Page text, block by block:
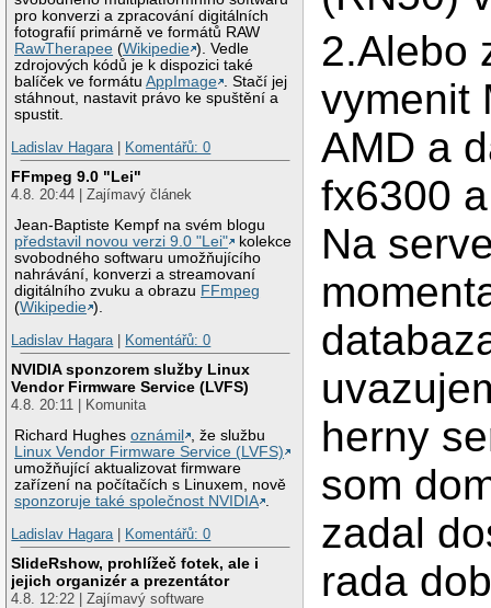
pro konverzi a zpracování digitálních
fotografií primárně ve formátů RAW
RawTherapee (Wikipedie ). Vedle
zdrojových kódů je k dispozici také
balíček ve formátuAppImage . Stačí jej
stáhnout, nastavit právo ke spuštění a
spustit.
Ladislav Hagara| Komentářů: 0
FFmpeg 9.0 "Lei"
4.8. 20:44 | Zajímavý článek
Jean-Baptiste Kempf na svém blogu
představil novou verzi 9.0 "Lei"
kolekce
svobodného softwaru umožňujícího
nahrávání, konverzi a streamovaní
digitálního zvuku a obrazu FFmpeg
(Wikipedie ).
Ladislav Hagara| Komentářů: 0
NVIDIA sponzorem služby Linux
Vendor Firmware Service (LVFS)
4.8. 20:11 | Komunita
Richard Hughesoznámil
, že službu
Linux Vendor Firmware Service (LVFS)
umožňující aktualizovat firmware
zařízení na počítačích s Linuxem, nově
sponzoruje také společnost NVIDIA .
Ladislav Hagara| Komentářů: 0
SlideRshow, prohlížeč fotek, ale i
jejich organizér a prezentátor
4.8. 12:22 | Zajímavý software
2.Alebo
vymenit
AMD a
fx6300
Na
herny
som
zadal
rada